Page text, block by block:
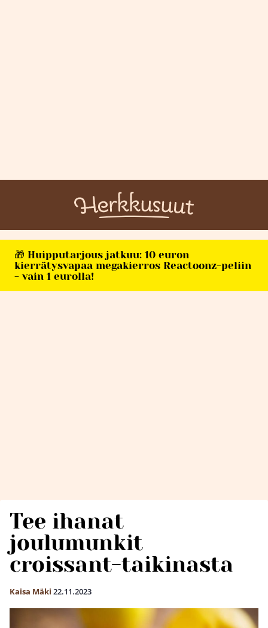
🎁 Huipputarjous jatkuu: 10 euron
kierrätysvapaa megakierros Reactoonz-peliin
- vain 1 eurolla!
Tee ihanat
joulumunkit
croissant-taikinasta
Kaisa Mäki 22.11.2023